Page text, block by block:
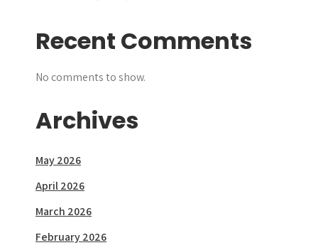
Recent Comments
No comments to show.
Archives
May 2026
April 2026
March 2026
February 2026